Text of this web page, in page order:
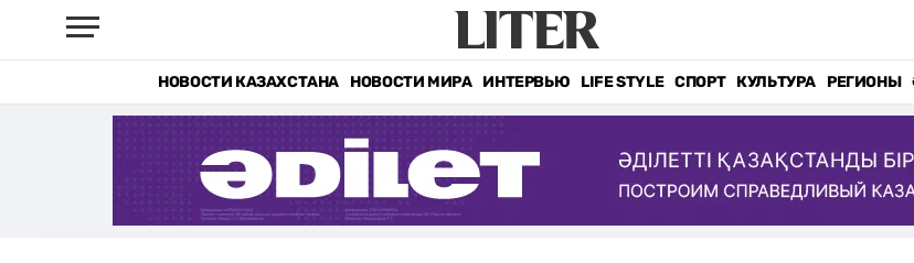
НОВОСТИ КАЗАХСТАНА НОВОСТИ МИРА ИНТЕРВЬЮ LIFE STYLE СПОРТ КУЛЬТУРА РЕГИОНЫ